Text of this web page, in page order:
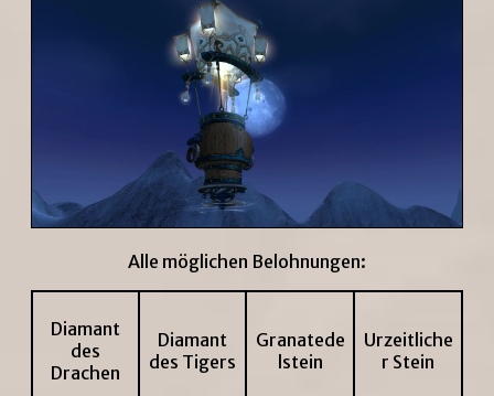
Alle möglichen Belohnungen:
Diamant
des
Drachen
Diamant
des Tigers
Granatede
lstein
Urzeitliche
r Stein